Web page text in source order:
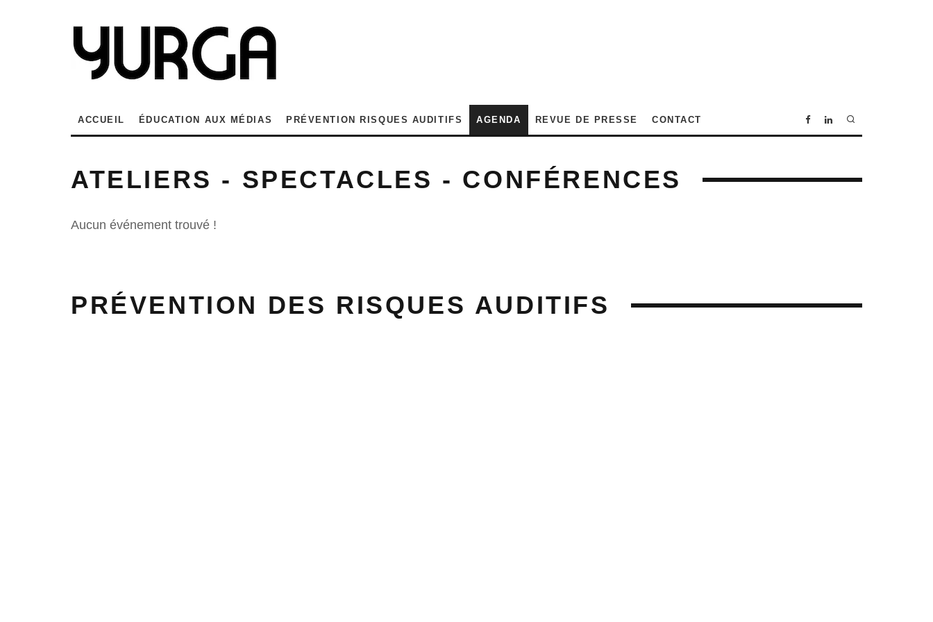
ACCUEIL ÉDUCATION AUX MÉDIAS PRÉVENTION RISQUES AUDITIFS AGENDA REVUE DE PRESSE CONTACT
ATELIERS - SPECTACLES - CONFÉRENCES
Aucun événement trouvé !
PRÉVENTION DES RISQUES AUDITIFS